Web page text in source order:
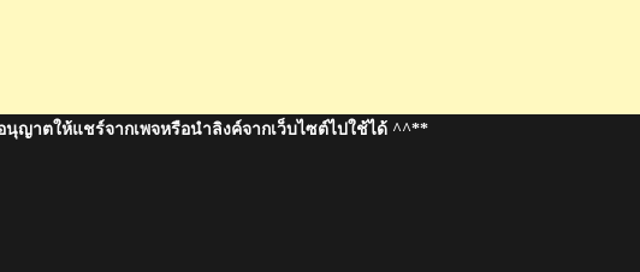
เจ
ญาตให้แชร์จากเพจหรือนำลิงค์จากเว็บไซต์ไปใช้ได้ ^^**